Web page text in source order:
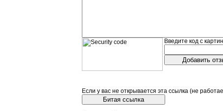
Введите код с
Если у вас не открывается эта ссылка (не